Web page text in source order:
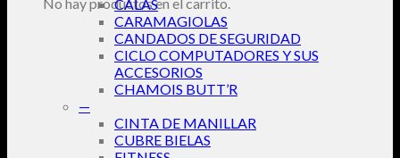
CALAS
CARAMAGIOLAS
CANDADOS DE SEGURIDAD
CICLO COMPUTADORES Y SUS
ACCESORIOS
CHAMOIS BUTT’R
—
CINTA DE MANILLAR
CUBRE BIELAS